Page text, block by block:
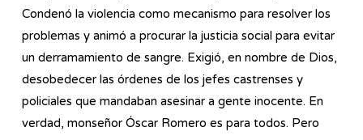
Condenó la violencia como mecanismo para resolver los
problemas y animó a procurar la justicia social para evitar
un derramamiento de sangre. Exigió, en nombre de Dios,
desobedecer las órdenes de los jefes castrenses y
policiales que mandaban asesinar a gente inocente. En
verdad, monseñor Óscar Romero es para todos. Pero